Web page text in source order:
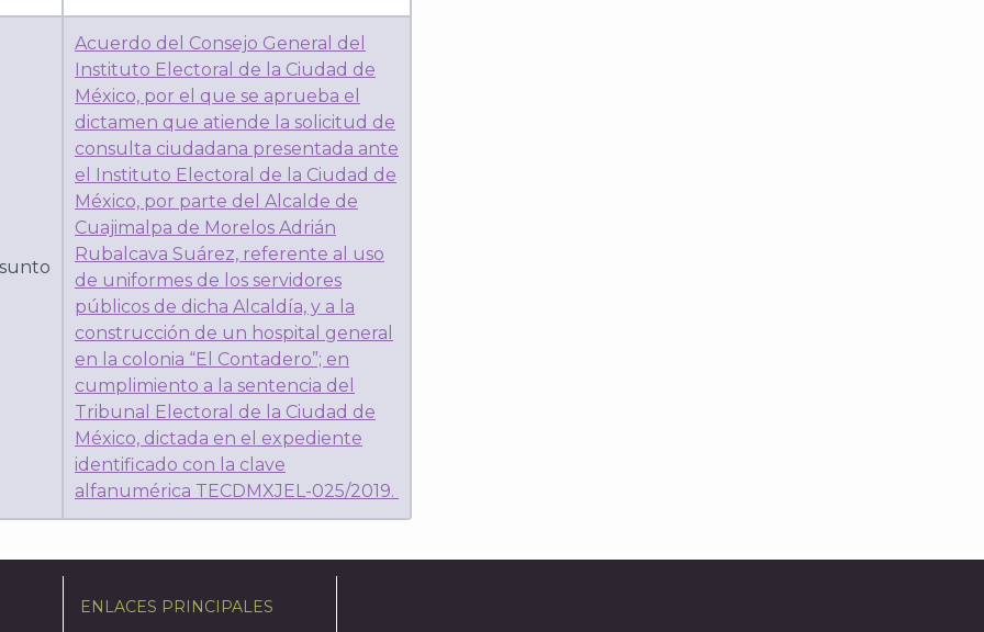
Acuerdo del Consejo General del
Instituto Electoral de la Ciudad de
México, por el que se aprueba el
dictamen que atiende la solicitud de
consulta ciudadana presentada ante
el Instituto Electoral de la Ciudad de
México, por parte del Alcalde de
Cuajimalpa de Morelos Adrián
Rubalcava Suárez, referente al uso
de uniformes de los servidores
públicos de dicha Alcaldía, y a la
construcción de un hospital general
en la colonia “El Contadero”; en
cumplimiento a la sentencia del
Tribunal Electoral de la Ciudad de
México, dictada en el expediente
identificado con la clave
alfanumérica TECDMXJEL-025/2019.
ENLACES PRINCIPALES